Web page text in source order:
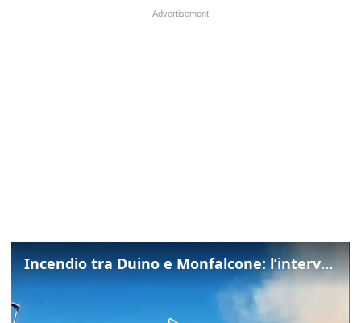
Incendio tra Duino e Monfalcone: l’intervento dei vigili del fuoco